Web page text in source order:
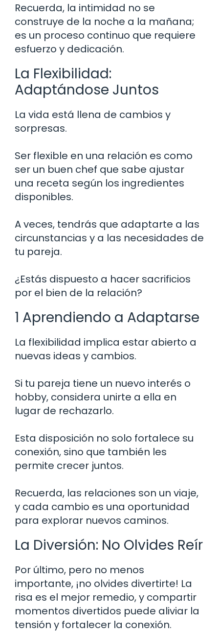
Recuerda, la intimidad no se
construye de la noche a la mañana;
es un proceso continuo que requiere
esfuerzo y dedicación.
La Flexibilidad:
Adaptándose Juntos
La vida está llena de cambios y
sorpresas.
Ser flexible en una relación es como
ser un buen chef que sabe ajustar
una receta según los ingredientes
disponibles.
A veces, tendrás que adaptarte a las
circunstancias y a las necesidades de
tu pareja.
¿Estás dispuesto a hacer sacrificios
por el bien de la relación?
1 Aprendiendo a Adaptarse
La flexibilidad implica estar abierto a
nuevas ideas y cambios.
Si tu pareja tiene un nuevo interés o
hobby, considera unirte a ella en
lugar de rechazarlo.
Esta disposición no solo fortalece su
conexión, sino que también les
permite crecer juntos.
Recuerda, las relaciones son un viaje,
y cada cambio es una oportunidad
para explorar nuevos caminos.
La Diversión: No Olvides Reír
Por último, pero no menos
importante, ¡no olvides divertirte! La
risa es el mejor remedio, y compartir
momentos divertidos puede aliviar la
tensión y fortalecer la conexión.